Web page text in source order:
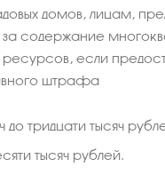
домов, лицам,
за содержание
если
штрафа
до тридцати тысяч
тысяч рублей.